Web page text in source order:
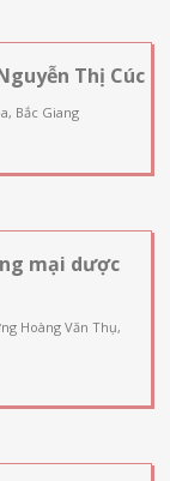
Thị Cúc
Bắc Giang
mại dược
Hoàng Văn Thụ,